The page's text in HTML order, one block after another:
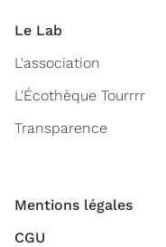
Le Lab
L'association
L'Écothèque Tourrrr
Transparence
Mentions légales
CGU